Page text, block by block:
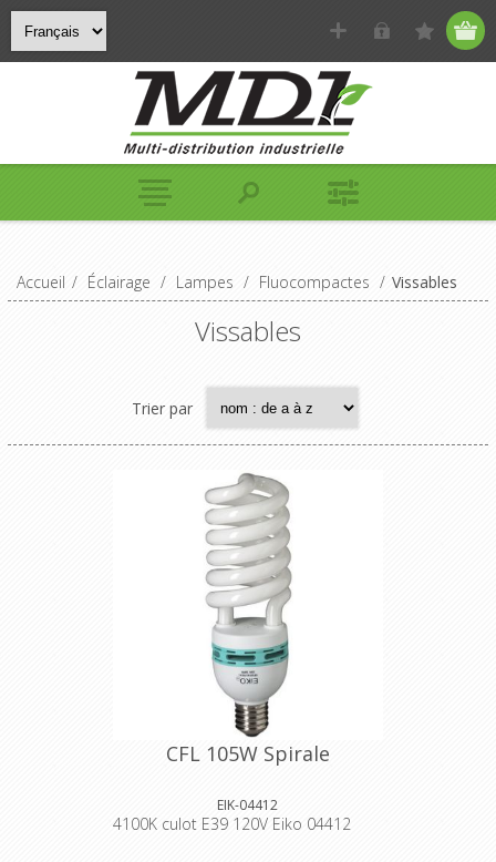
Accueil / Éclairage / Lampes / Fluocompactes / Vissables
Vissables
Trier par
CFL 105W Spirale
EIK-04412
4100K culot E39 120V Eiko 04412